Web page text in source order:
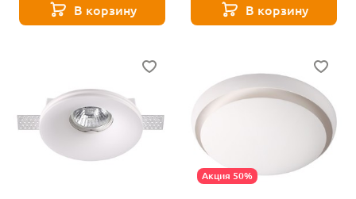
В корзину В корзину
Акция 50%